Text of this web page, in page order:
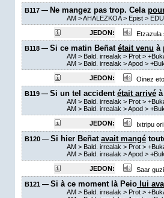
B117 — Ne mangez pas trop. Cela
AM> AHALEZKOA > Epist>
JEDON:
Etzazula
B118 — Si ce matin Beñat était venu à
AM> Bald. irrealak > Prot>
AM> Bald. irrealak >Apod>
JEDON:
Oinez
B119 — Si un tel accident était arrivéà
AM> Bald. irrealak > Prot>
AM> Bald. irrealak >Apod>
JEDON:
Ixtripu
B120 — Si hier Beñat avait mangé
AM> Bald. irrealak > Prot>
AM> Bald. irrealak >Apod>
JEDON:
Saar
B121 — Si à ce moment là Peiolui
AM> Bald. irrealak > Prot>